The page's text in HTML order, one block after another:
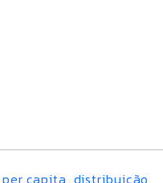
capita, distribuição